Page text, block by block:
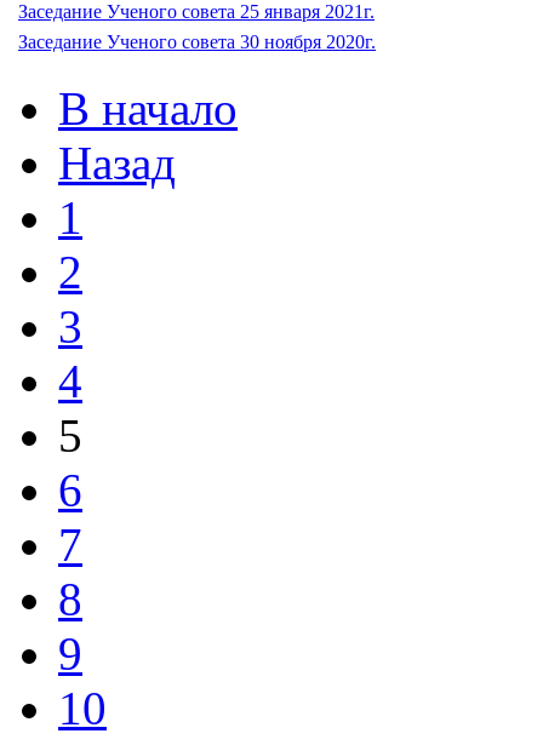
Заседание Ученого совета 25 января 2021г.
Заседание Ученого совета 30 ноября 2020г.
В начало
Назад
1
2
3
4
5
6
7
8
9
10